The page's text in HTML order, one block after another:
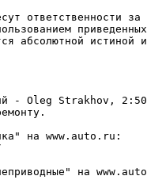
ответственности
абсолютной истиной
- Oleg Strakhov,
на www.auto.ru:
на